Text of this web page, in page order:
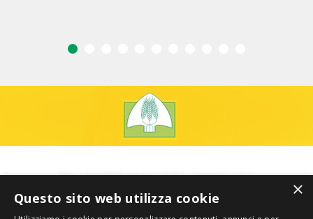
×
Questo sito web utilizza cookie